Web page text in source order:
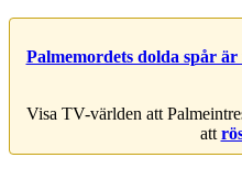
Palmemordets dolda spår
Visa TV-världen att
att